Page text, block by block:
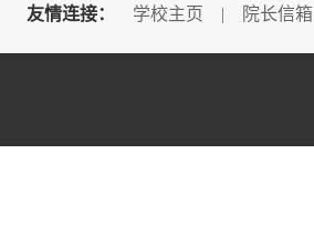
友情连接： 学校主页 | 院长信箱